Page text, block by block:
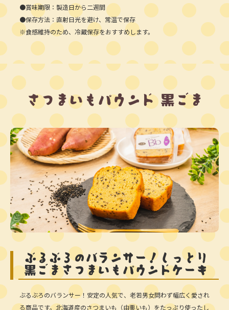
●賞味期限：製造日から二週間
●保存方法：直射日光を避け、常温で保存
※食感維持のため、冷蔵保存をおすすめします。
さつまいもパウンド 黒ごま
ぶるぶろのバランサー！しっとり
黒ごまさつまいもパウンドケーキ
ぶるぶろのバランサー！安定の人気で、老若男女問わず幅広く愛され
る商品です。北海道産のさつまいも（由栗いも）をたっぷり使ったし